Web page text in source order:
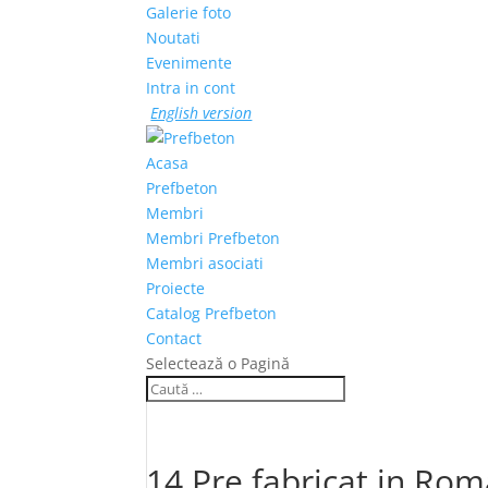
Galerie foto
Noutati
Evenimente
Intra in cont
English version
Acasa
Prefbeton
Membri
Membri Prefbeton
Membri asociati
Proiecte
Catalog Prefbeton
Contact
Selectează o Pagină